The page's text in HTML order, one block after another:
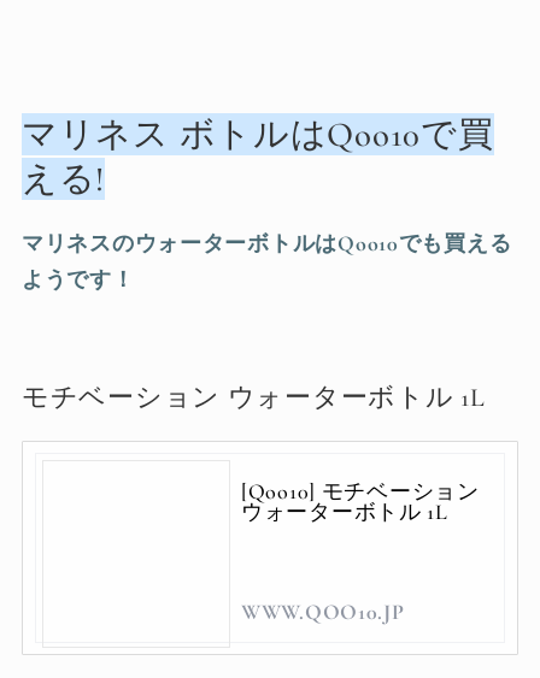
マリネス ボトルはQoo10で買
える!
マリネスのウォーターボトルはQoo10でも買える
ようです！
モチベーション ウォーターボトル 1L
[Qoo10] モチベーション
ウォーターボトル 1L
WWW.QOO10.JP